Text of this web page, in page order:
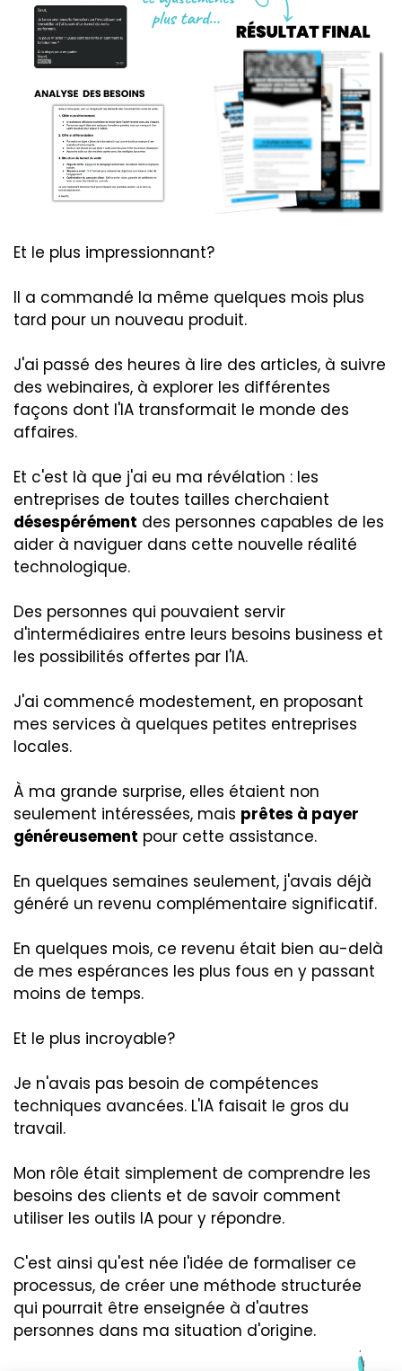
Et le plus impressionnant?
Il a commandé la même quelques mois plus
tard pour un nouveau produit.
J'ai passé des heures à lire des articles, à suivre
des webinaires, à explorer les différentes
façons dont l'IA transformait le monde des
affaires.
Et c'est là que j'ai eu ma révélation : les
entreprises de toutes tailles cherchaient
désespérément des personnes capables de les
aider à naviguer dans cette nouvelle réalité
technologique.
Des personnes qui pouvaient servir
d'intermédiaires entre leurs besoins business et
les possibilités offertes par l'IA.
J'ai commencé modestement, en proposant
mes services à quelques petites entreprises
locales.
À ma grande surprise, elles étaient non
seulement intéressées, mais prêtes à payer
généreusement pour cette assistance.
En quelques semaines seulement, j'avais déjà
généré un revenu complémentaire significatif.
En quelques mois, ce revenu était bien au-delà
de mes espérances les plus fous en y passant
moins de temps.
Et le plus incroyable?
Je n'avais pas besoin de compétences
techniques avancées. L'IA faisait le gros du
travail.
Mon rôle était simplement de comprendre les
besoins des clients et de savoir comment
utiliser les outils IA pour y répondre.
C'est ainsi qu'est née l'idée de formaliser ce
processus, de créer une méthode structurée
qui pourrait être enseignée à d'autres
personnes dans ma situation d'origine.